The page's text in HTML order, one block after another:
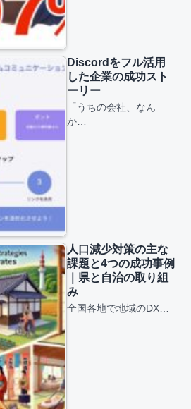
Discordをフル活用
した企業の成功スト
ーリー
「うちの会社、なん
か…
人口減少対策の主な
課題と4つの成功事例
｜県と自治の取り組
み
全国各地で地域のDX…